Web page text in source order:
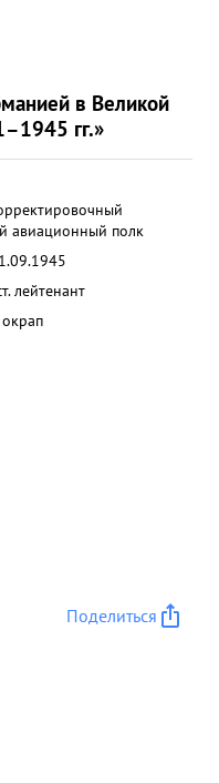
в Великой
гг.»
авиационный полк
лейтенант
Поделиться